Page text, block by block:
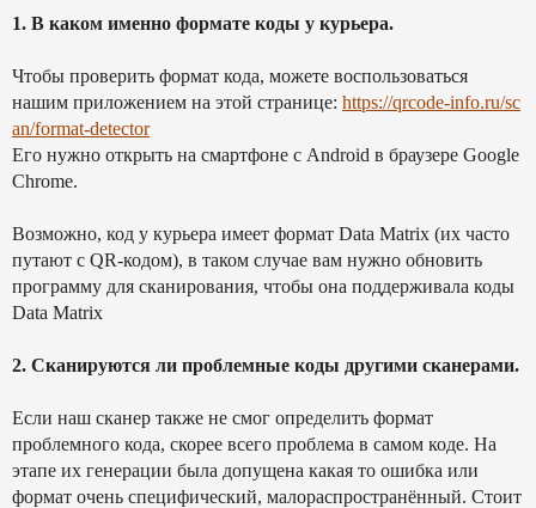
1. В каком именно формате коды у курьера.
Чтобы проверить формат кода, можете воспользоваться
нашим приложением на этой странице: https://qrcode-info.ru/sc
an/format-detector
Его нужно открыть на смартфоне с Android в браузере Google
Chrome.
Возможно, код у курьера имеет формат Data Matrix (их часто
путают с QR-кодом), в таком случае вам нужно обновить
программу для сканирования, чтобы она поддерживала коды
Data Matrix
2. Сканируются ли проблемные коды другими сканерами.
Если наш сканер также не смог определить формат
проблемного кода, скорее всего проблема в самом коде. На
этапе их генерации была допущена какая то ошибка или
формат очень специфический, малораспространённый. Стоит